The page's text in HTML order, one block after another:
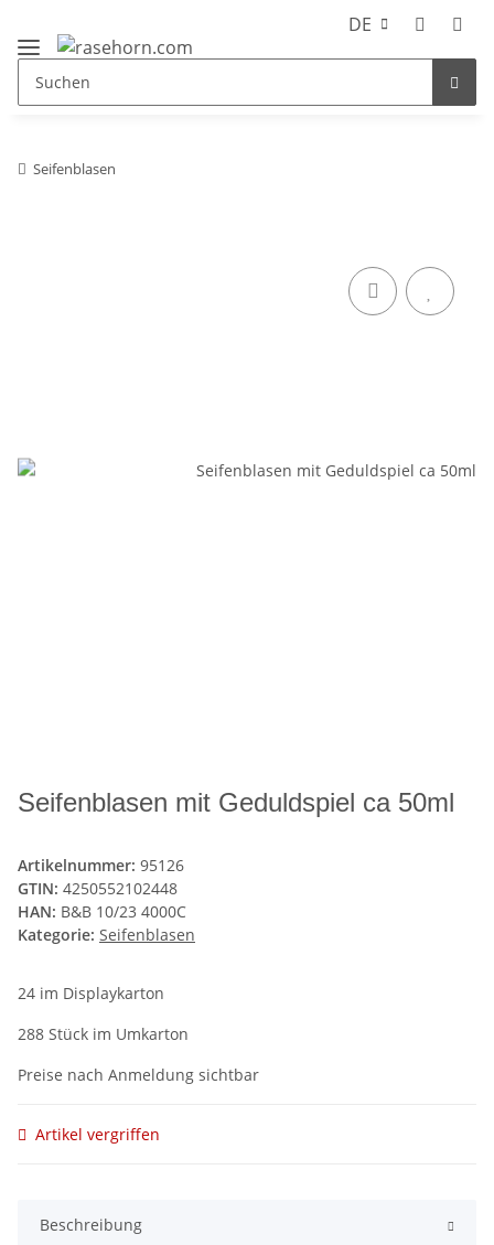
DE
Seifenblasen
Seifenblasen mit Geduldspiel ca 50ml
Artikelnummer: 95126
GTIN: 4250552102448
HAN: B&B 10/23 4000C
Kategorie: Seifenblasen
24 im Displaykarton
288 Stück im Umkarton
Preise nach Anmeldung sichtbar
Artikel vergriffen
Beschreibung